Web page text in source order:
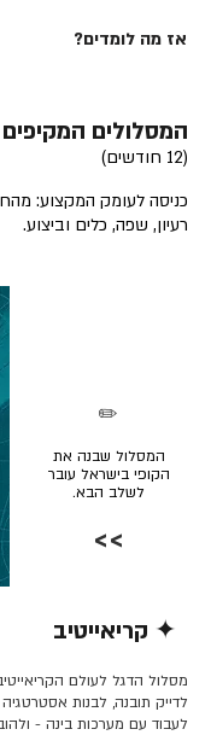
אז מה לומדים?
המסלולים המקיפים
(12 חודשים)
כניסה לעומק המקצוע:
רעיון, שפה, כלים וביצוע.
המסלול שבנה את
הקופי בישראל עובר
לשלב הבא.
✏️
>>
✦ קריאייטיב
מסלול הדגל לעולם
לדייק תובנה, לבנות
לעבוד עם מערכות בינה -